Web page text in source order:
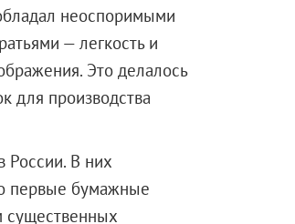
неоспоримыми
— легкость и
Это делалось
для производства
России. В них
первые бумажные
существенных